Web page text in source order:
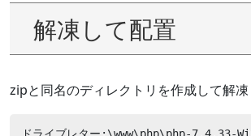
解凍して配置
zipと同名のディレクトリを作成して解